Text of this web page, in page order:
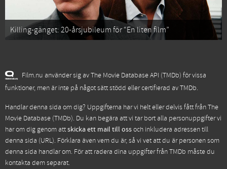
Killing-gänget: 20-årsjubileum för “En liten film”
Film.nu använder sig av The Movie Database API (TMDb) för vissa
funktioner, men är inte på något sätt stödd eller certifierad av TMDb.
Handlar denna sida om dig? Uppgifterna har vi helt eller delvis fått frånThe
Movie Database (TMDb). Du kan begära att vi tar bort alla personuppgifter vi
har om dig genom attskicka ett mail till ossoch inkludera adressen till
denna sida (URL). Förklara även vem du är, så vi vet att du är personen som
denna sida handlar om. För att radera dina uppgifter från TMDb måste du
kontakta dem separat.